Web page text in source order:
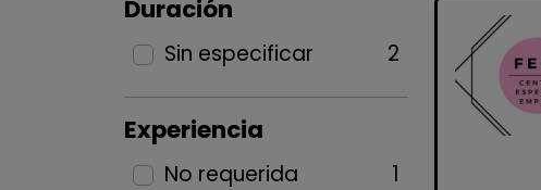
Duración
Sin especificar 2
Experiencia
No requerida
1